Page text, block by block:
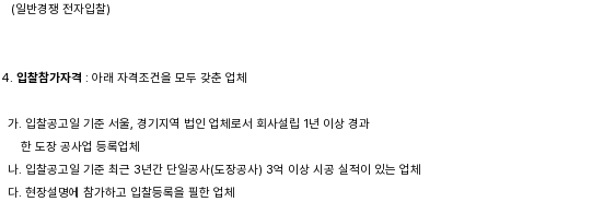
   (일반경쟁 전자입찰)
4. 입찰참가자격 : 아래 자격조건을 모두 갖춘 업체
  가. 입찰공고일 기준 서울, 경기지역 법인 업체로서 회사설립 1년 이상 경과
      한 도장 공사업 등록업체
  나. 입찰공고일 기준 최근 3년간 단일공사(도장공사) 3억 이상 시공 실적이 있는 업체
  다. 현장설명에 참가하고 입찰등록을 필한 업체